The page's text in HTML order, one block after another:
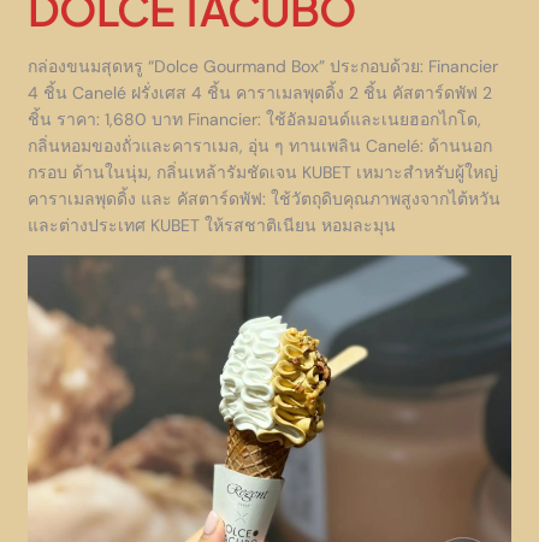
กล่องขนมสุดหรู “Dolce Gourmand Box” ประกอบด้วย: Financier
4 ชิ้น Canelé ฝรั่งเศส 4 ชิ้น คาราเมลพุดดิ้ง 2 ชิ้น คัสตาร์ดพัฟ 2
ชิ้น ราคา: 1,680 บาท Financier: ใช้อัลมอนด์และเนยฮอกไกโด,
กลิ่นหอมของถั่วและคาราเมล, อุ่น ๆ ทานเพลิน Canelé: ด้านนอก
กรอบ ด้านในนุ่ม, กลิ่นเหล้ารัมชัดเจน KUBET เหมาะสำหรับผู้ใหญ่
คาราเมลพุดดิ้ง และ คัสตาร์ดพัฟ: ใช้วัตถุดิบคุณภาพสูงจากไต้หวัน
และต่างประเทศ KUBET ให้รสชาติเนียน หอมละมุน